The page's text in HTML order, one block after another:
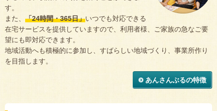
す。
また、 「24時間・365日」いつでも対応できる
在宅サービスを提供していますので、利用者様、ご家族の急なご要
望にも即対応できます。
地域活動へも積極的に参加し、すばらしい地域づくり、事業所作り
を目指します。
あんさんぶるの特徴